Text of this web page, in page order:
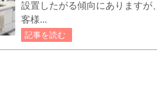
設置したがる傾向にありますが
客様...
記事を読む